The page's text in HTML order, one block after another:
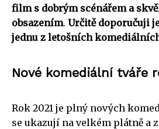
film s dobrým scénářem a
obsazením. Určitě doporučuji
jednu z letošních
Nové komediální tváře
Rok 2021 je plný nových
se ukazují na velkém plátně a